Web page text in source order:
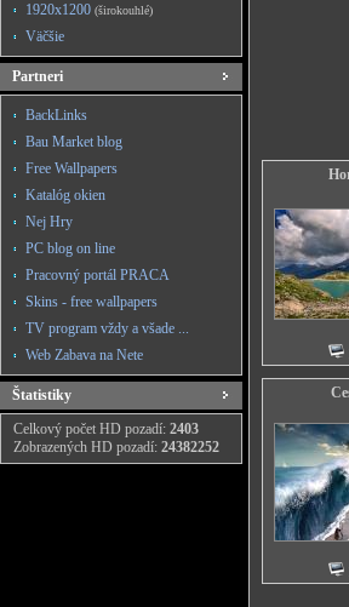
1920x1200 (širokouhlé)
Väčšie
Partneri
BackLinks
Bau Market blog
Free Wallpapers
Katalóg okien
Nej Hry
PC blog on line
Pracovný portál PRACA
Skins - free wallpapers
TV program vždy a všade ...
Web Zabava na Nete
Štatistiky
Celkový počet HD pozadí: 2403
Zobrazených HD pozadí: 24382252